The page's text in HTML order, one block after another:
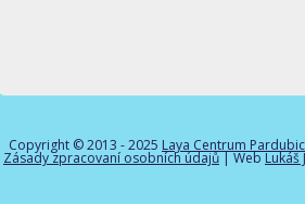
Copyright © 2013 - 2025 Laya Centrum
Zásady zpracovaní osobních údajů| WebLukáš